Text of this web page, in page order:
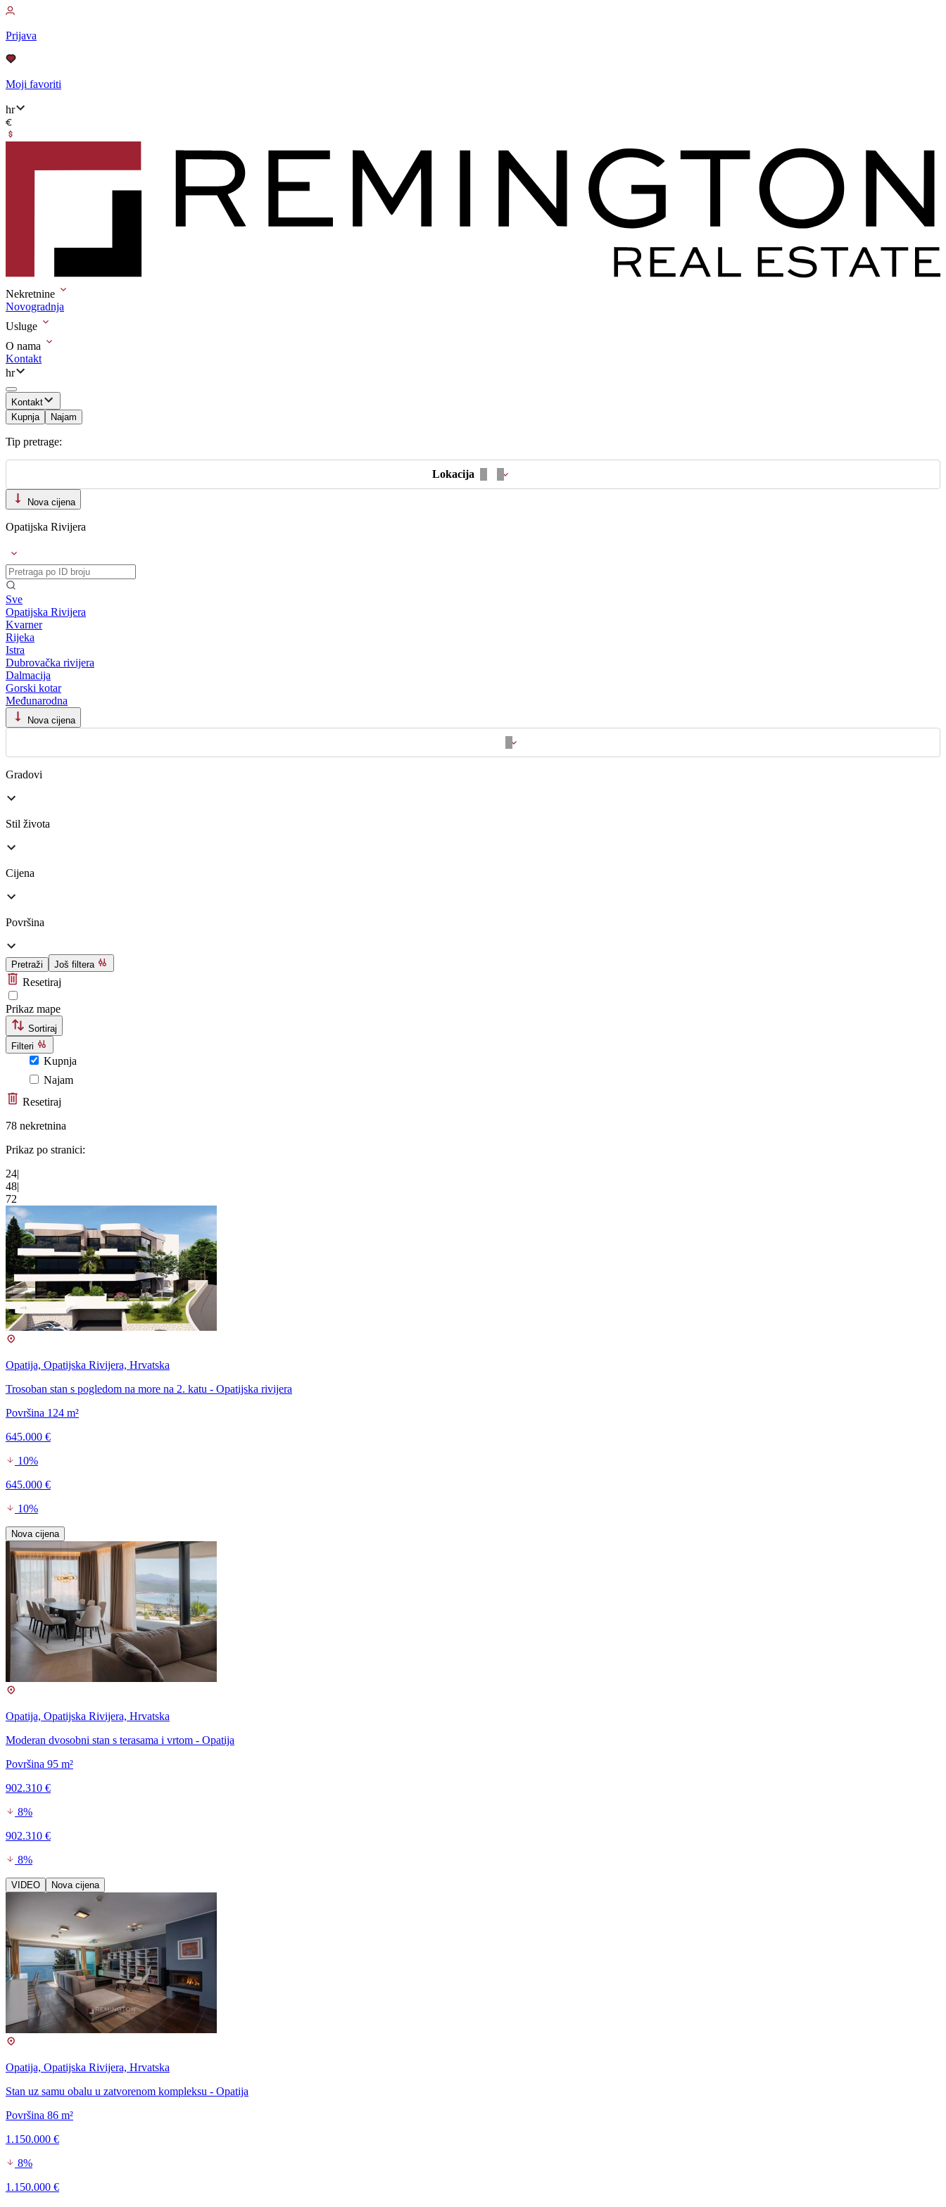
Prijava
Moji favoriti
hr
Nekretnine
Novogradnja
Usluge
O nama
Kontakt
hr
Kontakt
Kupnja
Najam
Tip pretrage:
Lokacija
Nova cijena
Opatijska Rivijera
Sve
Opatijska Rivijera
Kvarner
Rijeka
Istra
Dubrovačka rivijera
Dalmacija
Gorski kotar
Međunarodna
Nova cijena
Gradovi
Stil života
Cijena
Površina
Pretraži Još filtera
Resetiraj
Prikaz mape
Sortiraj
Filteri
Kupnja
Najam
Resetiraj
78 nekretnina
Prikaz po stranici:
24|
48|
72
Opatija, Opatijska Rivijera, Hrvatska
Trosoban stan s pogledom na more na 2. katu - Opatijska rivijera
Površina 124 m²
645.000 €
10%
645.000 €
10%
Nova cijena
Opatija, Opatijska Rivijera, Hrvatska
Moderan dvosobni stan s terasama i vrtom - Opatija
Površina 95 m²
902.310 €
8%
902.310 €
8%
VIDEO Nova cijena
Opatija, Opatijska Rivijera, Hrvatska
Stan uz samu obalu u zatvorenom kompleksu - Opatija
Površina 86 m²
1.150.000 €
8%
1.150.000 €